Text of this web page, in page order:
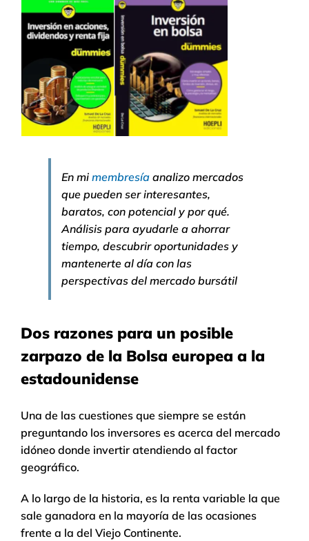
En mi membresía analizo mercados
que pueden ser interesantes,
baratos, con potencial y por qué.
Análisis para ayudarle a ahorrar
tiempo, descubrir oportunidades y
mantenerte al día con las
perspectivas del mercado bursátil
Dos razones para un posible
zarpazo de la Bolsa europea a la
estadounidense
Una de las cuestiones que siempre se están
preguntando los inversores es acerca del mercado
idóneo donde invertir atendiendo al factor
geográfico.
A lo largo de la historia, es la renta variable la que
sale ganadora en la mayoría de las ocasiones
frente a la del Viejo Continente.